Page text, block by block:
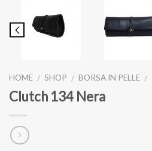
HOME / SHOP / BORSA IN PELLE /
Clutch 134 Nera